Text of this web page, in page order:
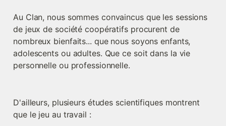
Au Clan, nous sommes convaincus que les sessions
de jeux de société coopératifs procurent de
nombreux bienfaits... que nous soyons enfants,
adolescents ou adultes. Que ce soit dans la vie
personnelle ou professionnelle.
D'ailleurs, plusieurs études scientifiques montrent
que le jeu au travail :